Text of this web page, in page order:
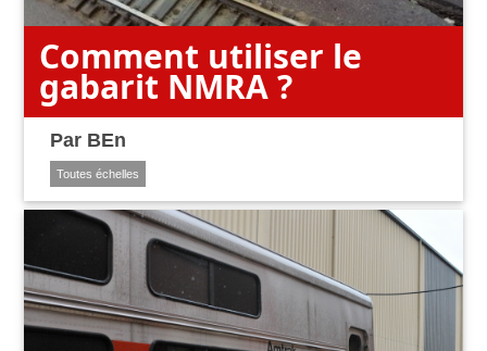
Comment utiliser le
gabarit NMRA ?
Par BEn
Toutes échelles